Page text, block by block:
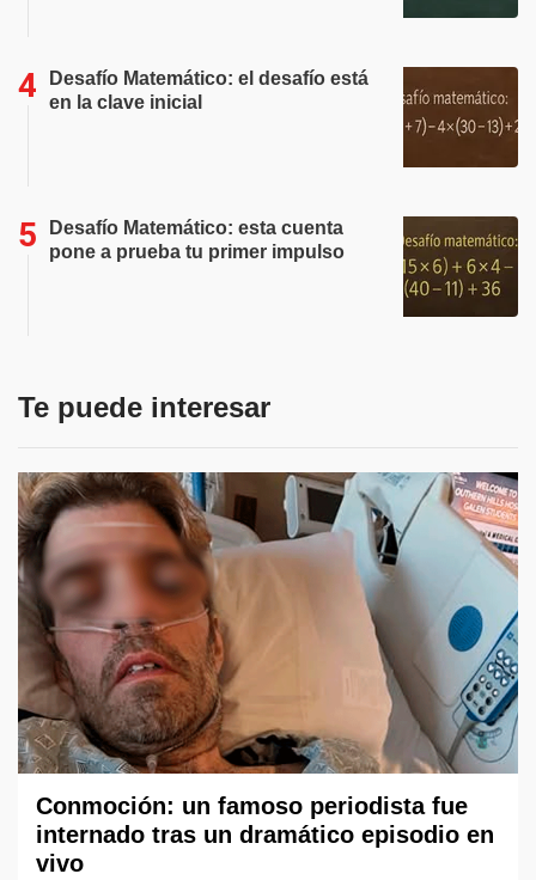
Desafío Matemático: el desafío está
en la clave inicial
Desafío Matemático: esta cuenta
pone a prueba tu primer impulso
Te puede interesar
Conmoción: un famoso periodista fue
internado tras un dramático episodio en
vivo